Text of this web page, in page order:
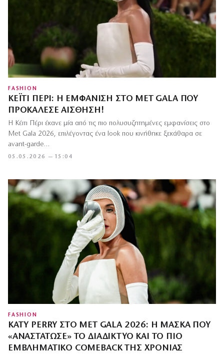
FASHION
ΚΈΙΤΙ ΠΈΡΙ: Η ΕΜΦΆΝΙΣΗ ΣΤΟ MET GALA ΠΟΥ
ΠΡΟΚΆΛΕΣΕ ΑΊΣΘΗΣΗ!
05.05.2026 — 15:04
Η Κέιτι Πέρι έκανε μία από τις πιο πολυσυζητημένες εμφανίσεις στο
Met Gala 2026, επιλέγοντας ένα look που κινήθηκε ξεκάθαρα σε
avant-garde…
FASHION
KATY PERRY ΣΤΟ MET GALA 2026: Η ΜΆΣΚΑ ΠΟΥ
«ΑΝΑΣΤΆΤΩΣΕ» ΤΟ ΔΙΑΔΊΚΤΥΟ ΚΑΙ ΤΟ ΠΙΟ
ΕΜΒΛΗΜΑΤΙΚΌ COMEBACK ΤΗΣ ΧΡΟΝΙΆΣ